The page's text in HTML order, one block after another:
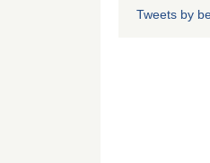
Tweets by